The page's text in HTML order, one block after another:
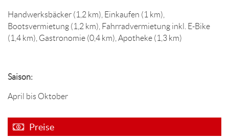
Handwerksbäcker (1,2 km), Einkaufen (1 km),
Bootsvermietung (1,2 km), Fahrradvermietung inkl. E-Bike
(1,4 km), Gastronomie (0,4 km), Apotheke (1,3 km)
Saison:
April bis Oktober
Preise